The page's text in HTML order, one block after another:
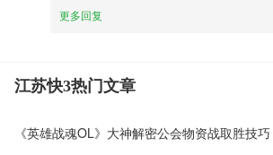
更多回复
江苏快3热门文章
《英雄战魂OL》大神解密公会物资战取胜技巧